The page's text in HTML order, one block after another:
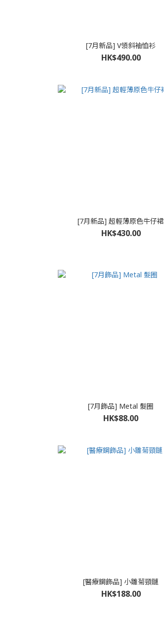
[7月新品] V領斜袖恤衫
HK$490.00
[7月新品] 超輕薄原色牛仔裙
HK$430.00
[7月飾品] Metal 髮圈
HK$88.00
[醫療鋼飾品] 小雛菊頸鏈
HK$188.00